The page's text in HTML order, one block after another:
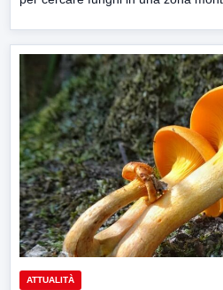
ATTUALITÀ